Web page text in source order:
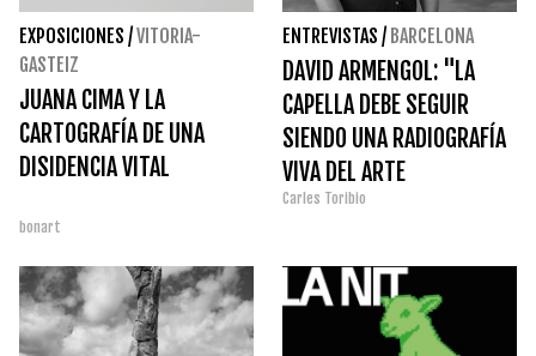
EXPOSICIONES /VITORIA-
GASTEIZ
JUANA CIMA Y LA
CARTOGRAFÍA DE UNA
DISIDENCIA VITAL
bonart
ENTREVISTAS / BARCELONA
DAVID ARMENGOL: "LA
CAPELLA DEBE SEGUIR
SIENDO UNA RADIOGRAFÍA
VIVA DEL ARTE
EMERGENTE"
Carles Toribio